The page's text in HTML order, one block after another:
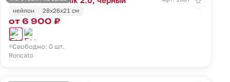
нейлон
28x26x21 см
от 6 900 ₽
Свободно: 0 шт.
Roncato